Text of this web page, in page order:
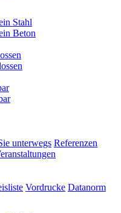
Stahl
Beton
unterwegs Referenzen
Vordrucke Datanorm